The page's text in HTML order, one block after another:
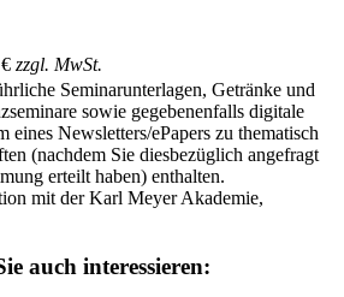
zzgl. MwSt.
Seminarunterlagen, Getränke und
sowie gegebenenfalls digitale
eines Newsletters/ePapers zu thematisch
(nachdem Sie diesbezüglich angefragt
erteilt haben) enthalten.
mit der Karl Meyer Akademie,
auch interessieren: